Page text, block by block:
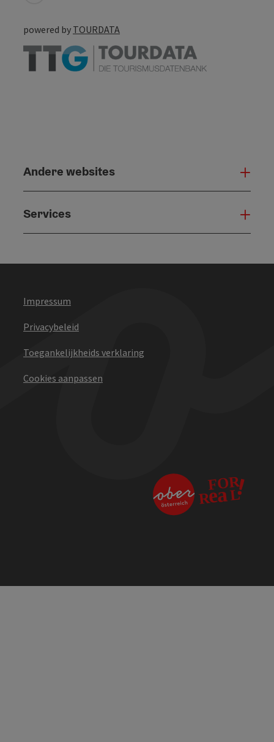
powered by TOURDATA
Andere websites
Services
Impressum
Privacybeleid
Toegankelijkheids verklaring
Cookies aanpassen